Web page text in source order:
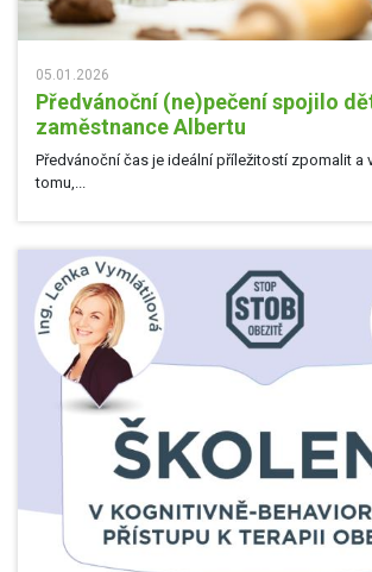
05.01.2026
Předvánoční (ne)pečení spojilo
zaměstnance Albertu
Předvánoční čas je ideální příležitostí zpomalit a
tomu,...